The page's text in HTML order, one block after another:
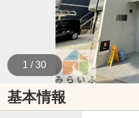
1 / 30
基本情報